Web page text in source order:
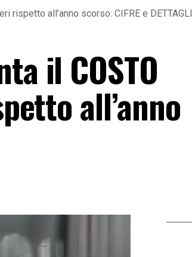
rispetto all’anno scorso: CIFRE e DETTAGLI
il COSTO
all’anno